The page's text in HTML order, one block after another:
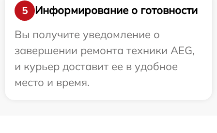
5
Информирование о готовности
Вы получите уведомление о
завершении ремонта техники AEG,
и курьер доставит ее в удобное
место и время.